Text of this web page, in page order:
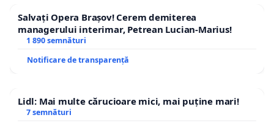
Salvați Opera Brașov! Cerem demiterea
managerului interimar, Petrean Lucian-Marius!
1 890 semnături
Notificare de transparență
Lidl: Mai multe cărucioare mici, mai puține mari!
7 semnături